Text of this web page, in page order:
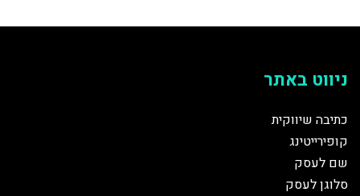
ניווט באתר
כתיבה שיווקית
קופירייטינג
שם לעסק
סלוגן לעסק